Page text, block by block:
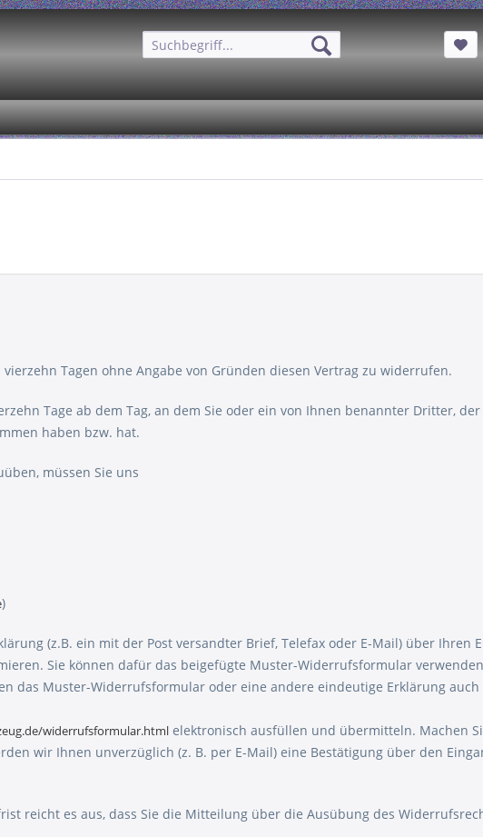
Tagen ohne Angabe von Gründen diesen Vertrag zu widerrufen.
Tage ab dem Tag, an dem Sie oder ein von Ihnen benannter Dritter,
haben bzw. hat.
müssen Sie uns
)
(z.B. ein mit der Post versandter Brief, Telefax oder E-Mail) über Ihren
Sie können dafür das beigefügte Muster-Widerrufsformular
das Muster-Widerrufsformular oder eine andere eindeutige Erklärung
widerrufsformular.html elektronisch ausfüllen und übermitteln. Machen
wir Ihnen unverzüglich (z. B. per E-Mail) eine Bestätigung über den
reicht es aus, dass Sie die Mitteilung über die Ausübung des